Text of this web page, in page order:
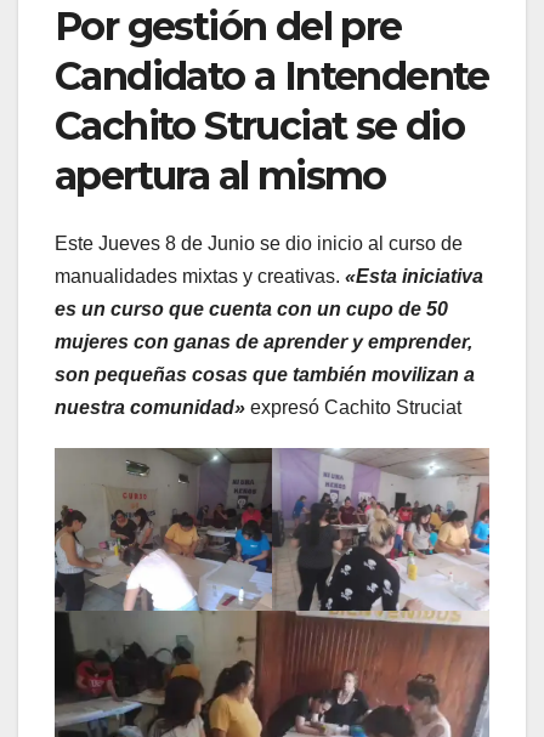
Por gestión del pre
Candidato a Intendente
Cachito Struciat se dio
apertura al mismo
Este Jueves 8 de Junio se dio inicio al curso de
manualidades mixtas y creativas. «Esta iniciativa
es un curso que cuenta con un cupo de 50
mujeres con ganas de aprender y emprender,
son pequeñas cosas que también movilizan a
nuestra comunidad» expresó Cachito Struciat